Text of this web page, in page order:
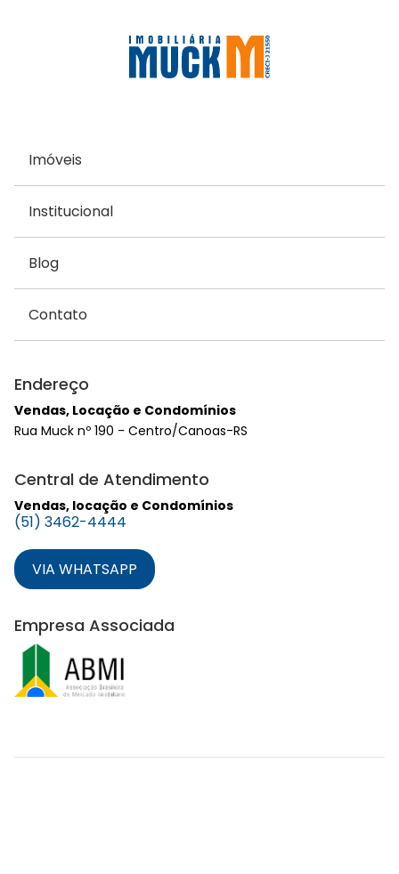
Imóveis
Institucional
Blog
Contato
Endereço
Vendas, Locação e Condomínios
Rua Muck nº 190 - Centro/Canoas-RS
Central de Atendimento
Vendas, locação e Condomínios
(51) 3462-4444
VIA WHATSAPP
Empresa Associada